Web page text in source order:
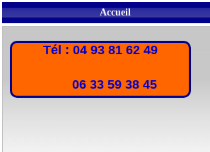
Accueil
Tél : 04 93 81 62 49
06 33 59 38 45